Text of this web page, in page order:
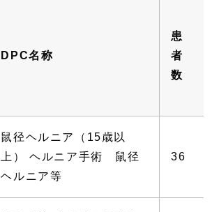
DPC名称
患
者
数
鼠径ヘルニア（15歳以
上） ヘルニア手術 鼠径
ヘルニア等
36